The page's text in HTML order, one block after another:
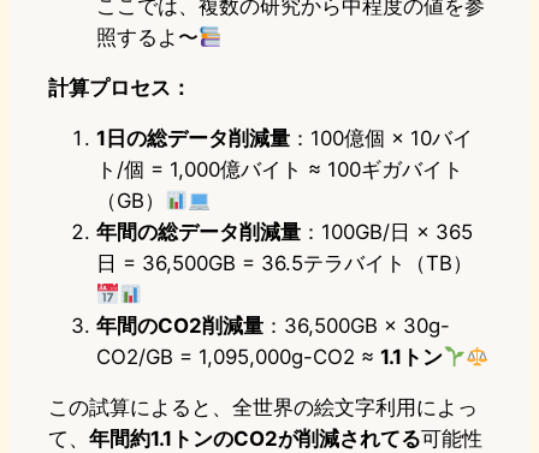
ここでは、複数の研究から中程度の値を参
照するよ〜
計算プロセス：
1日の総データ削減量 ：100億個 × 10バイ
ト/個 = 1,000億バイト ≈ 100ギガバイト
（GB）
年間の総データ削減量 ：100GB/日 × 365
日 = 36,500GB = 36.5テラバイト（TB）
年間のCO2削減量 ：36,500GB × 30g-
CO2/GB = 1,095,000g-CO2 ≈ 1.1トン
この試算によると、全世界の絵文字利用によっ
て、 年間約1.1トンのCO2が削減されてる可能性